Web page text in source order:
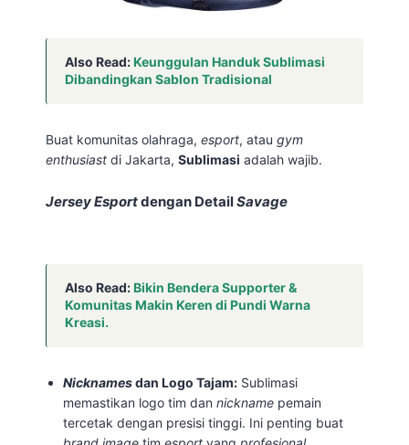
Also Read:Keunggulan Handuk Sublimasi
Dibandingkan Sablon Tradisional
Buat komunitas olahraga, esport, atau gym
enthusiast di Jakarta, Sublimasi adalah wajib.
Jersey Esportdengan DetailSavage
Also Read:Bikin Bendera Supporter &
Komunitas Makin Keren di Pundi Warna
Kreasi.
Nicknamesdan Logo Tajam: Sublimasi
memastikan logo tim dannickname pemain
tercetak dengan presisi tinggi. Ini penting buat